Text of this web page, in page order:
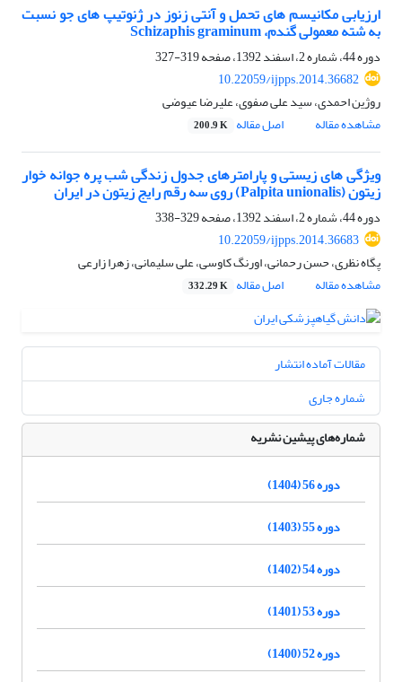
ارزیابی مکانیسم های تحمل و آنتی زنوز در ژنوتیپ های جو نسبت
به شته معمولی گندم، Schizaphis graminum
دوره 44، شماره 2، اسفند 1392، صفحه
319-327
10.22059/ijpps.2014.36682
روژین احمدی، سید علی صفوی، علیرضا عیوضی
مشاهده مقاله
اصل مقاله 200.9 K
ویژگی های زیستی و پارامترهای جدول زندگی شب پره جوانه خوار
زیتون (Palpita unionalis) روی سه رقم رایج زیتون در ایران
دوره 44، شماره 2، اسفند 1392، صفحه
329-338
10.22059/ijpps.2014.36683
پگاه نظری، حسن رحمانی، اورنگ کاوسی، علی سلیمانی، زهرا زارعی
مشاهده مقاله
اصل مقاله 332.29 K
مقالات آماده انتشار
شماره جاری
شماره‌های پیشین نشریه
دوره 56 (1404)
دوره 55 (1403)
دوره 54 (1402)
دوره 53 (1401)
دوره 52 (1400)